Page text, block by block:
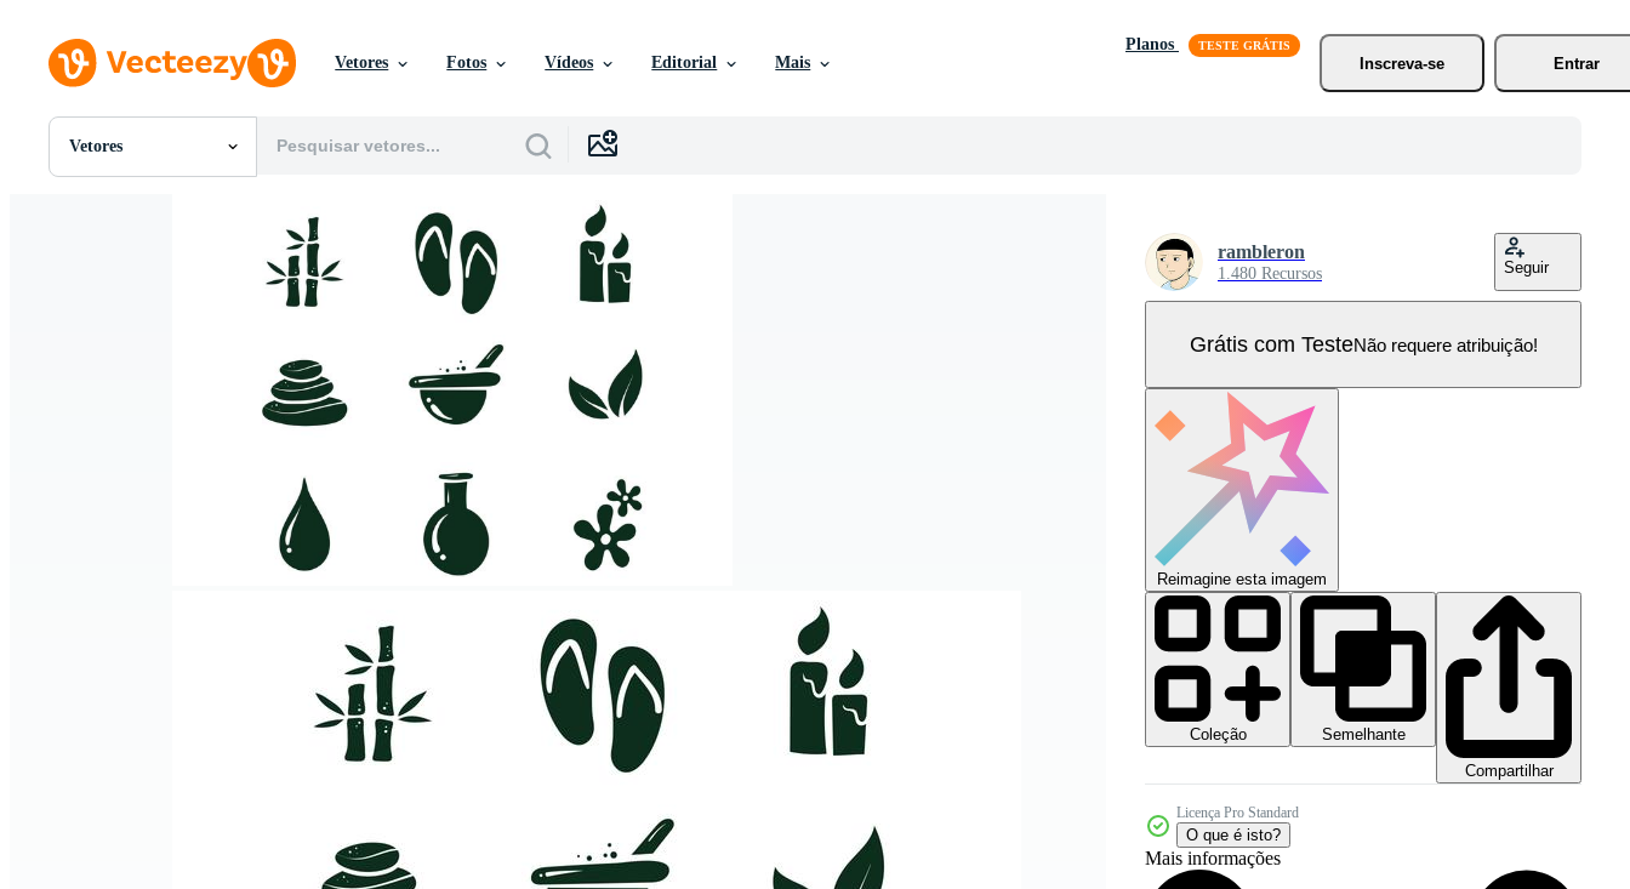
Vetores Fotos Vídeos Editorial Mais
Planos
Inscreva-se
Entrar
Vetores
Todas Imagens
rambleron
1.480 Recursos Seguir
Grátis com TesteNão requere atribuição!
Reimagine esta imagem
Coleção
Semelhante
Compartilhar
Licença Pro Standard
O que é isto?
Mais informações